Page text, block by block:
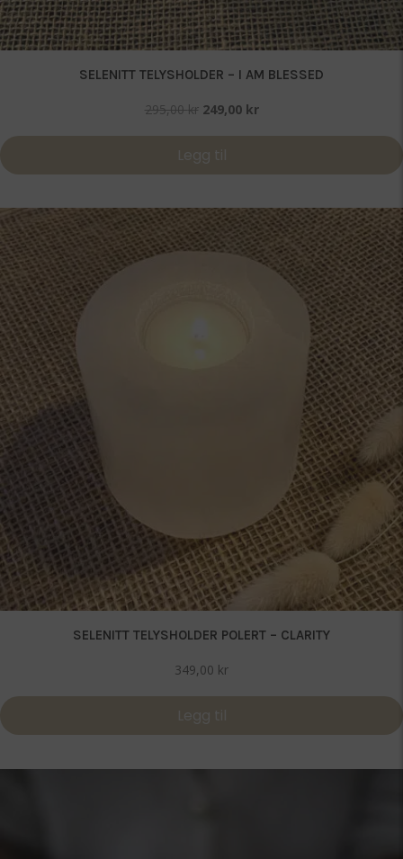
SELENITT TELYSHOLDER – I AM BLESSED
295,00kr Opprinnelig
295,00 kr.
249,00 krNåværende
Legg til
SELENITT TELYSHOLDER POLERT – CLARITY
349,00 kr
Legg til